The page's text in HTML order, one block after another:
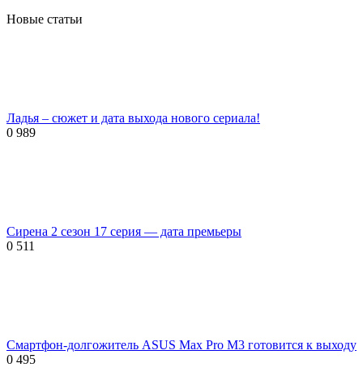
Новые статьи
Ладья – сюжет и дата выхода нового сериала!
0 989
Сирена 2 сезон 17 серия — дата премьеры
0 511
Смартфон-долгожитель ASUS Max Pro M3 готовится к выходу
0 495